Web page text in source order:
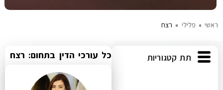
ראשי » פלילי » רצח
תת קטגוריות כל עורכי הדין בתחום: רצח